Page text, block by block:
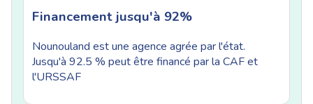
Financement jusqu'à 92%
Nounouland est une agence agrée par l'état.
Jusqu'à 92.5 % peut être financé par la CAF et
l'URSSAF